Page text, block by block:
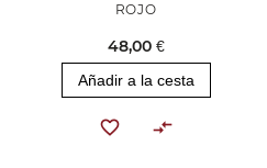
ROJO
48,00 €
Añadir a la cesta